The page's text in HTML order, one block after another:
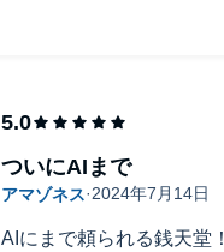
AIにまで頼られる銭天堂！
ついにAIまで